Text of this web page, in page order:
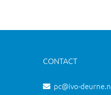
CONTACT
pc@ivo-